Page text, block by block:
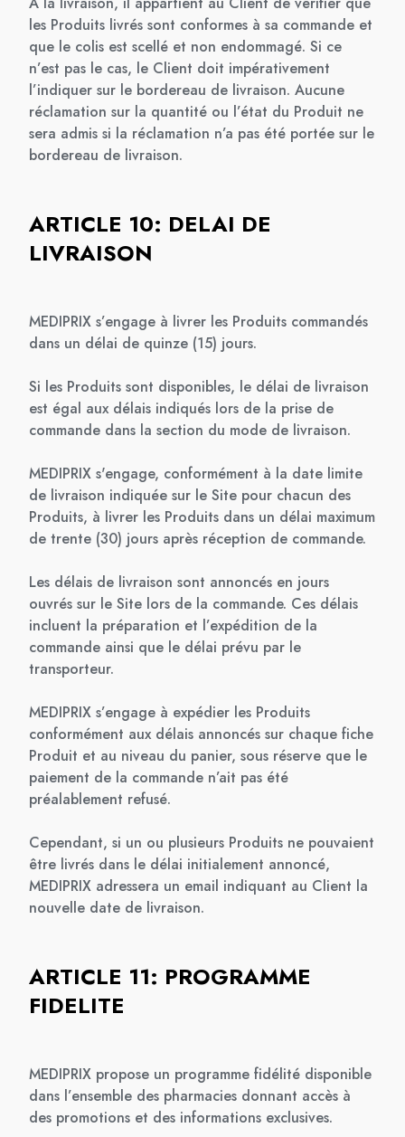
les Produits livrés sont conformes à sa commande et
que le colis est scellé et non endommagé. Si ce
n’est pas le cas, le Client doit impérativement
l’indiquer sur le bordereau de livraison. Aucune
réclamation sur la quantité ou l’état du Produit ne
sera admis si la réclamation n’a pas été portée sur le
bordereau de livraison.
ARTICLE 10: DELAI DE
LIVRAISON
MEDIPRIX s’engage à livrer les Produits commandés
dans un délai de quinze (15) jours.
Si les Produits sont disponibles, le délai de livraison
est égal aux délais indiqués lors de la prise de
commande dans la section du mode de livraison.
MEDIPRIX s'engage, conformément à la date limite
de livraison indiquée sur le Site pour chacun des
Produits, à livrer les Produits dans un délai maximum
de trente (30) jours après réception de commande.
Les délais de livraison sont annoncés en jours
ouvrés sur le Site lors de la commande. Ces délais
incluent la préparation et l’expédition de la
commande ainsi que le délai prévu par le
transporteur.
MEDIPRIX s’engage à expédier les Produits
conformément aux délais annoncés sur chaque fiche
Produit et au niveau du panier, sous réserve que le
paiement de la commande n’ait pas été
préalablement refusé.
Cependant, si un ou plusieurs Produits ne pouvaient
être livrés dans le délai initialement annoncé,
MEDIPRIX adressera un email indiquant au Client la
nouvelle date de livraison.
ARTICLE 11: PROGRAMME
FIDELITE
MEDIPRIX propose un programme fidélité disponible
dans l’ensemble des pharmacies donnant accès à
des promotions et des informations exclusives.